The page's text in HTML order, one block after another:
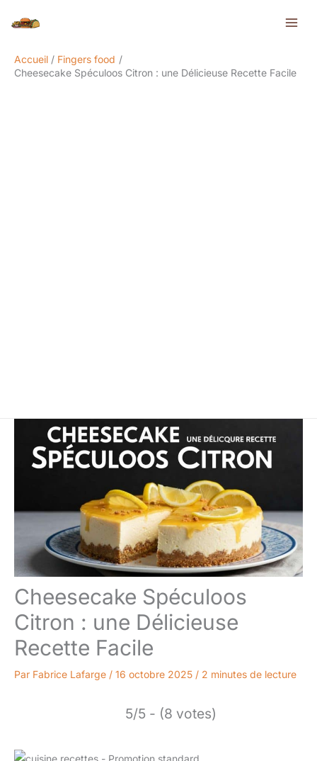
Accueil
Fingers food
Cheesecake Spéculoos Citron : une Délicieuse Recette Facile
Cheesecake Spéculoos
Citron : une Délicieuse
Recette Facile
Par Fabrice Lafarge / 16 octobre 2025 / 2 minutes de lecture
5/5 - (8 votes)